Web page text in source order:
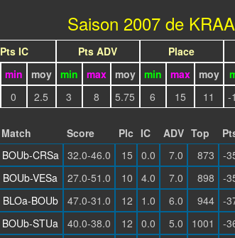
Saison 2007 de
Pts IC Pts ADV Place
min moy min max moy min max moy
0 2.5 3 8 5.75 6 15 11 -
Match Score Plc IC ADV Top
BOUb-CRSa 32.0-46.0 15 0.0 7.0 873 -
BOUb-VESa 27.0-51.0 10 4.0 7.0 898 -
BLOa-BOUb 47.0-31.0 12 1.0 6.0 944 -
BOUb-STUa 40.0-38.0 12 0.0 5.0 1001 -